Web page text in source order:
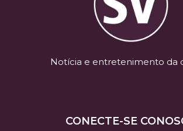
Notícia e entretenimento da
CONECTE-SE